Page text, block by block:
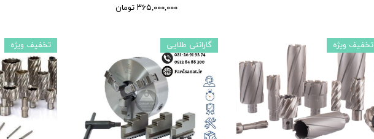
۳۶۵,۰۰۰,۰۰۰ تومان
تخفیف ویژه گارانتی طلایی تخفیف ویژه